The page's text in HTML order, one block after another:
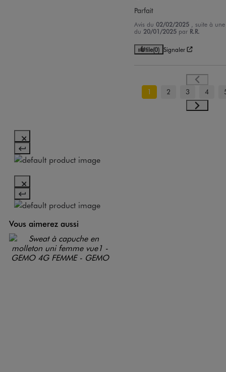
Parfait
Avis du02/02/2025
, suite à
du 20/01/2025 par R.R.
Utile(0) Signaler
1 2 3 4
Vous aimerez aussi